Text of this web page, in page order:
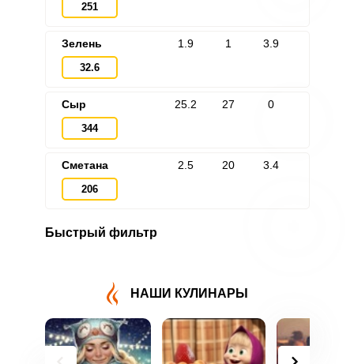
251
Зелень
32.6
1.9 1 3.9
Сыр
344
25.2 27 0
Сметана
206
2.5 20 3.4
Быстрый фильтр
НАШИ КУЛИНАРЫ
ВХОД НА САЙТ
Войдите
или